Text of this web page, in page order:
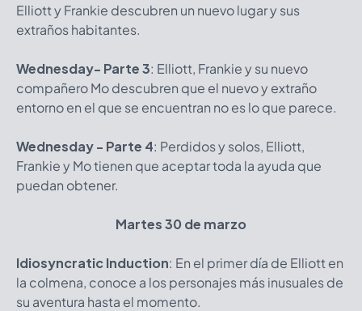
Elliott y Frankie descubren un nuevo lugar y sus
extraños habitantes.
Wednesday- Parte 3: Elliott, Frankie y su nuevo
compañero Mo descubren que el nuevo y extraño
entorno en el que se encuentran no es lo que parece.
Wednesday - Parte 4: Perdidos y solos, Elliott,
Frankie y Mo tienen que aceptar toda la ayuda que
puedan obtener.
Martes 30 de marzo
Idiosyncratic Induction: En el primer día de Elliott en
la colmena, conoce a los personajes más inusuales de
su aventura hasta el momento.